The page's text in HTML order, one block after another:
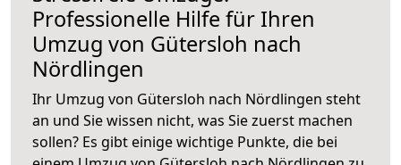
Professionelle Hilfe für Ihren
Umzug von Gütersloh nach
Nördlingen
Ihr Umzug von Gütersloh nach Nördlingen steht
an und Sie wissen nicht, was Sie zuerst machen
sollen? Es gibt einige wichtige Punkte, die bei